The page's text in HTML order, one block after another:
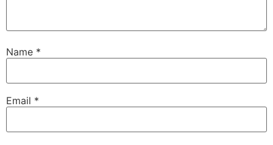
Name *
Email *